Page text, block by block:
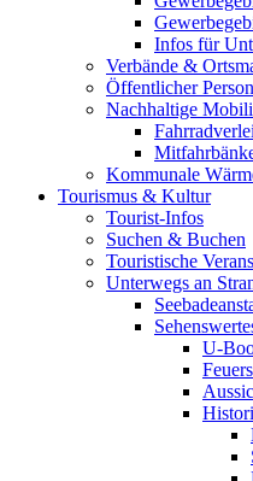
Infos für
Verbände &
Öffentlicher
Nachhaltige
Kommunale
Tourismus & Kultur
Tourist-Infos
Suchen & Buchen
Touristische
Unterwegs an
U-